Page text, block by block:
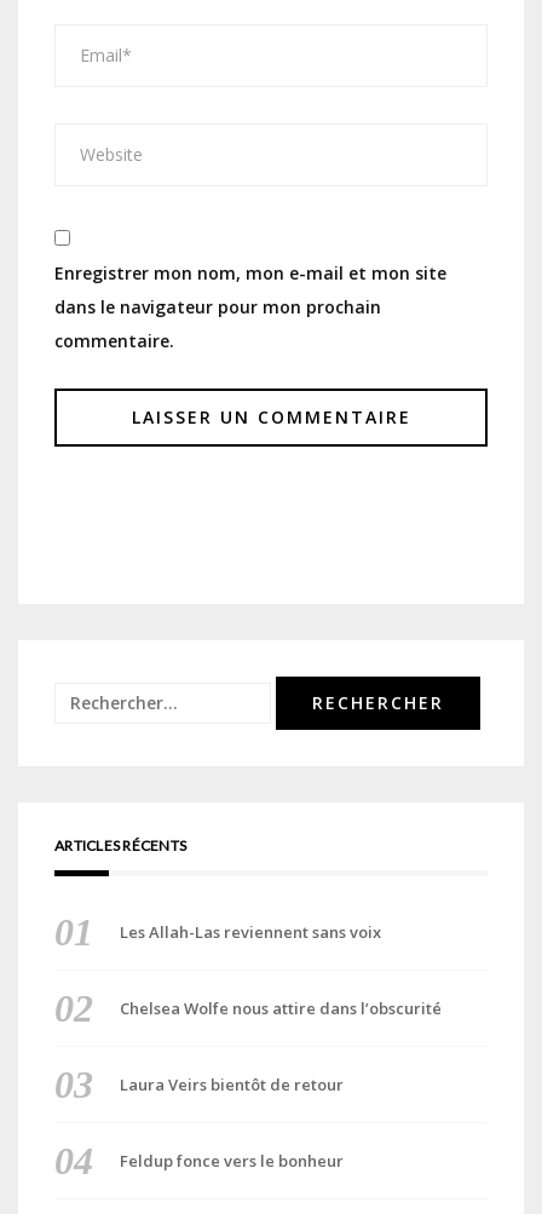
Enregistrer mon nom, mon e-mail et mon site
dans le navigateur pour mon prochain
commentaire.
Rechercher :
ARTICLES RÉCENTS
Les Allah-Las reviennent sans voix
Chelsea Wolfe nous attire dans l’obscurité
Laura Veirs bientôt de retour
Feldup fonce vers le bonheur